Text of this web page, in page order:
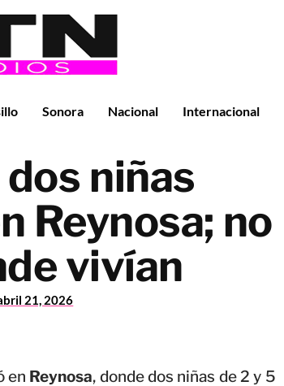
Sonora Nacional Internacional
niñas
Reynosa; no
vivían
21, 2026
en Reynosa, donde dos niñas de 2 y 5